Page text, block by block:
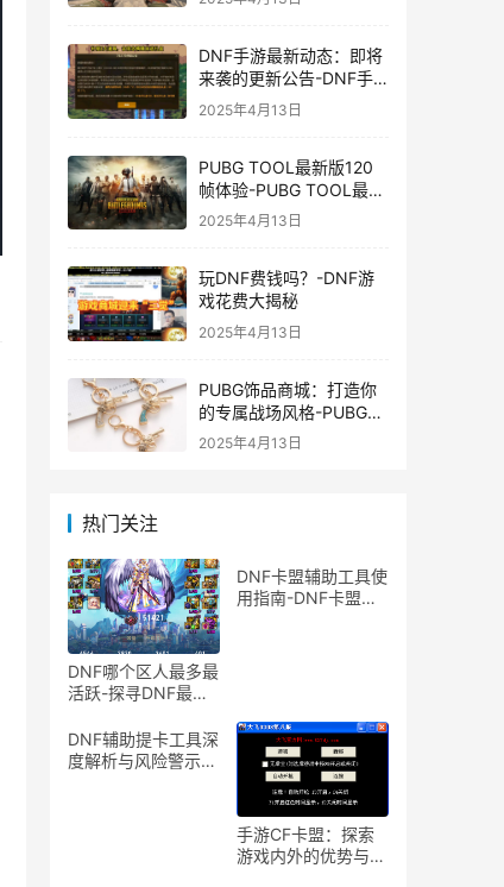
DNF手游最新动态：即将
来袭的更新公告-DNF手
游最新消息与更新时间表
2025年4月13日
PUBG TOOL最新版120
帧体验-PUBG TOOL最新
版120帧游戏体验优化
2025年4月13日
玩DNF费钱吗？-DNF游
戏花费大揭秘
2025年4月13日
PUBG饰品商城：打造你
的专属战场风格-PUBG游
戏内饰品购买指南
2025年4月13日
热门关注
DNF哪个区人最多最
活跃-探寻DNF最热
游戏天堂
DNF卡盟辅助工具使
用指南-DNF卡盟辅
DNF辅助提卡工具深
度解析与风险警示-
手游CF卡盟：探索
游戏内外的优势与合